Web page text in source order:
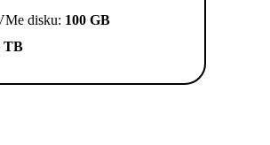
disku: 100 GB
TB